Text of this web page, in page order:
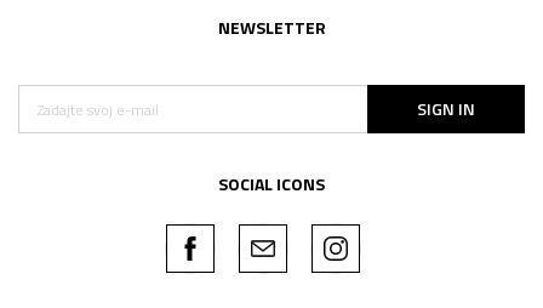
NEWSLETTER
SIGN IN
SOCIAL ICONS